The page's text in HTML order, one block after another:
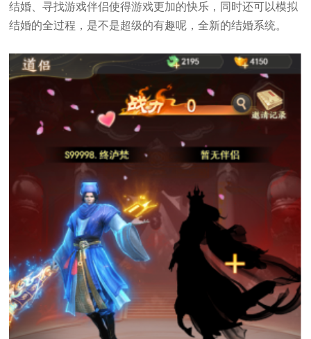
结婚、寻找游戏伴侣使得游戏更加的快乐，同时还可以模拟
结婚的全过程，是不是超级的有趣呢，全新的结婚系统。